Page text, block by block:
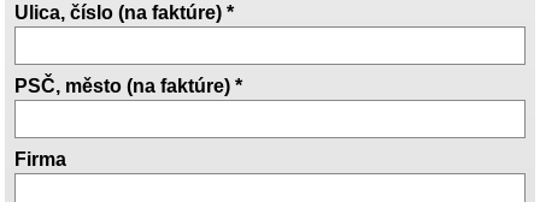
Ulica, číslo (na faktúre) *
PSČ, město (na faktúre) *
Firma